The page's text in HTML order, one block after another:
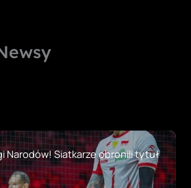
Narodów! Siatkarze obronili tytuł